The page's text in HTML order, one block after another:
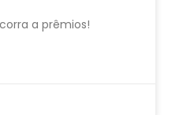
a prêmios!